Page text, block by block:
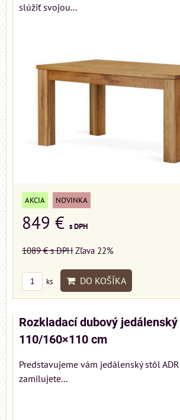
slúžiť svojou...
AKCIA NOVINKA
849 € s DPH
1089 €s DPH Zľava 22%
ks DO KOŠÍKA
Rozkladací dubový
110/160×110 cm
Predstavujeme vám jedálenský stôl
zamilujete...